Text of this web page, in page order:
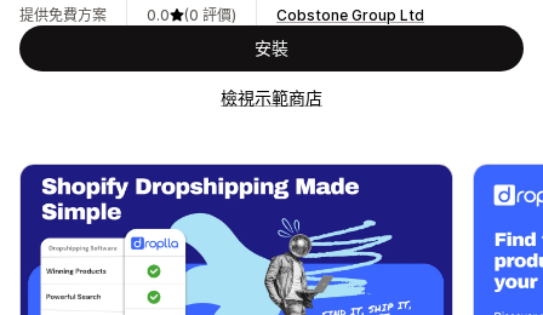
提供免費方案
0.0
(0 評價)
Cobstone Group Ltd
安裝
檢視示範商店